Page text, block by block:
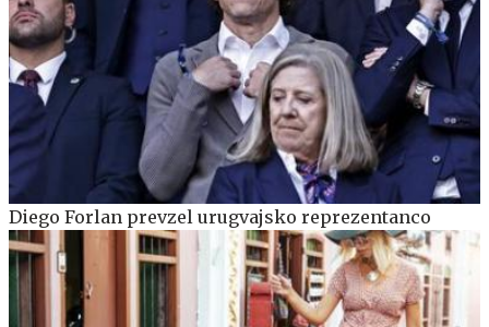
Diego Forlan prevzel urugvajsko reprezentanco